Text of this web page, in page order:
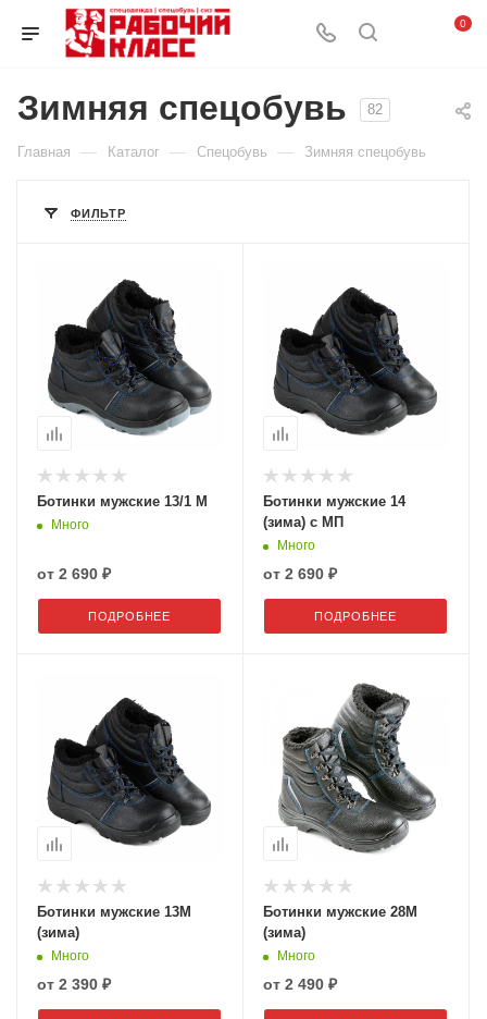
0
Зимняя спецобувь 82
Главная — Каталог — Спецобувь — Зимняя спецобувь
ФИЛЬТР
Ботинки мужские 13/1 М
Много
от 2 690 ₽
ПОДРОБНЕЕ
Ботинки мужские 14
(зима) с МП
Много
от 2 690 ₽
ПОДРОБНЕЕ
Ботинки мужские 13М
(зима)
Много
от 2 390 ₽
Ботинки мужские 28М
(зима)
Много
от 2 490 ₽